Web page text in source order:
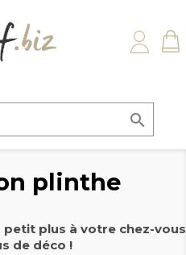

plinthe
plus à votre chez-vous
de déco !